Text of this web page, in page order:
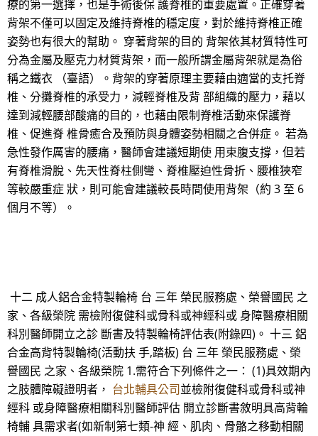
療的第一選擇，也是手術後保 護脊椎的重要處置。正確穿著
背架不僅可以固定及維持脊椎的穩定度，對於維持脊椎正確
姿勢也有很大的幫助。 穿著背架的目的 背架依其材質特性可
分為金屬及壓克力材質背架，而一般所謂金屬背架就是為俗
稱之鐵衣 （臺語）。背架的穿著原理主要藉由適當的支托脊
椎、分攤脊椎的承受力，減輕脊椎及背 部組織的壓力，藉以
達到減輕腰部酸痛的目的，也藉由限制脊椎活動來保護脊
椎、促進脊 椎骨癒合及預防與身體姿勢相關之合併症。 若為
急性發作厲害的腰痛，醫師會建議短期使 用束腹支撐，但若
有脊椎滑脫、先天性脊柱側彎、脊椎壓迫性骨折、腰椎狹窄
等較嚴重症 狀，則可能會建議較長時間使用背架（約 3 至 6
個月不等）。
十二 成人鋁合金特製輪椅 台 三年 榮民服務處、榮譽國民 之
家、各級榮院 需檢附復健科或骨科或神經科或 身障醫療相關
科別醫師開立之診 斷書及特製輪椅評估表(附錄四)。 十三 鋁
合金高背特製輪椅(活動扶 手,踏板) 台 三年 榮民服務處、榮
譽國民 之家、各級榮院 1.需符合下列條件之一： (1)具效期內
之肢體障礙證明者， 台北輔具公司並檢附復健科或骨科或神
經科 或身障醫療相關科別醫師評估 開立診斷書敘明具高背輪
椅輔 具需求者(如新制第七類-神 經、肌肉、骨骼之移動相關